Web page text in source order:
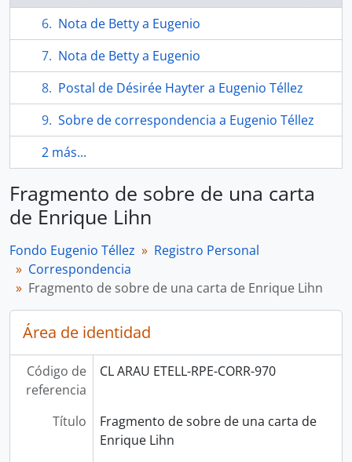
Nota de Betty a Eugenio
Nota de Betty a Eugenio
Postal de Désirée Hayter a Eugenio Téllez
Sobre de correspondencia a Eugenio Téllez
2 más...
Fragmento de sobre de una carta
de Enrique Lihn
Fondo Eugenio Téllez
Registro Personal
Correspondencia
Fragmento de sobre de una carta de Enrique Lihn
Área de identidad
Código de
referencia
CL ARAU ETELL-RPE-CORR-970
Título
Fragmento de sobre de una carta de
Enrique Lihn